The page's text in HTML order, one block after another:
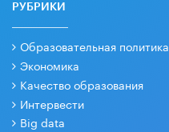
РУБРИКИ
Образовательная политика
Экономика
Качество образования
Интервести
Big data